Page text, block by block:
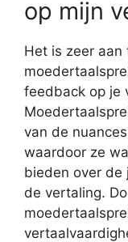
op mijn
Het is zeer aan
feedback op je
van de
waardoor ze
bieden over de
de vertaling.